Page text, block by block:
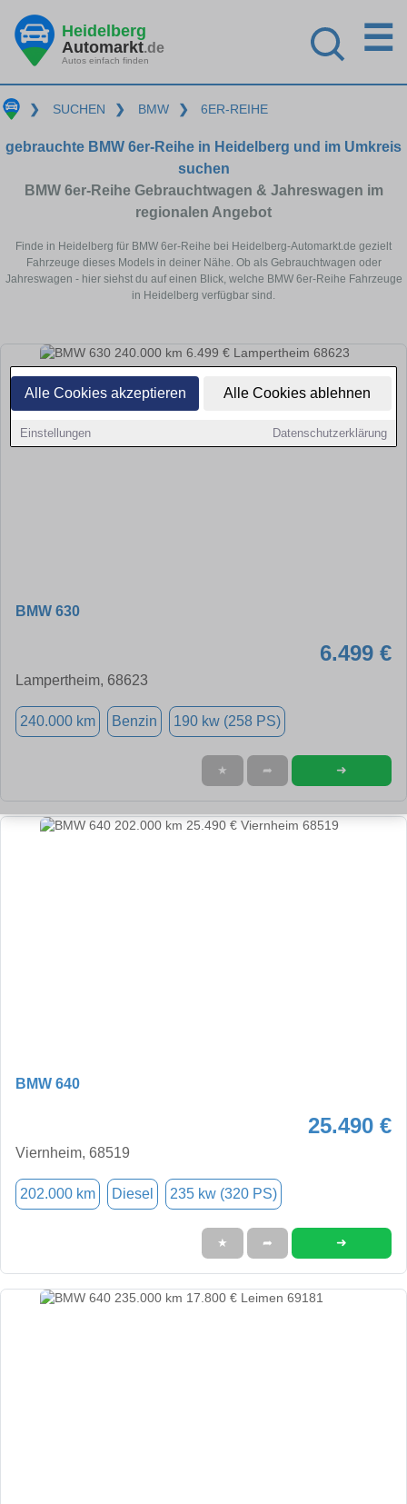
Alle Cookies akzeptieren Alle Cookies ablehnen
Einstellungen Datenschutzerklärung
Heidelberg
Automarkt.de
Autos einfach finden
☰
❯ SUCHEN ❯ BMW ❯ 6ER-REIHE
gebrauchte BMW 6er-Reihe in Heidelberg und im Umkreis
suchen
BMW 6er-Reihe Gebrauchtwagen & Jahreswagen im
regionalen Angebot
Finde in Heidelberg für BMW 6er-Reihe bei Heidelberg-Automarkt.de gezielt
Fahrzeuge dieses Models in deiner Nähe. Ob als Gebrauchtwagen oder
Jahreswagen - hier siehst du auf einen Blick, welche BMW 6er-Reihe Fahrzeuge
in Heidelberg verfügbar sind.
BMW 630
6.499 €
Lampertheim, 68623
240.000 km Benzin 190 kw (258 PS)
★ ➦ ➜
BMW 640
25.490 €
Viernheim, 68519
202.000 km Diesel 235 kw (320 PS)
★ ➦ ➜